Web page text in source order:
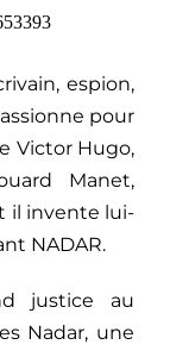
espion,
pour
Victor Hugo,
Manet,
il invente lui-
NADAR.
justice au
Nadar, une